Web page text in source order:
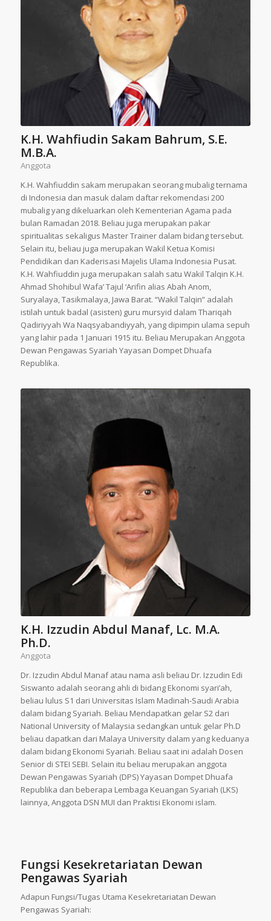
K.H. Wahfiudin Sakam Bahrum, S.E.
M.B.A.
Anggota
K.H. Wahfiuddin sakam merupakan seorang mubalig ternama
di Indonesia dan masuk dalam daftar rekomendasi 200
mubalig yang dikeluarkan oleh Kementerian Agama pada
bulan Ramadan 2018. Beliau juga merupakan pakar
spiritualitas sekaligus Master Trainer dalam bidang tersebut.
Selain itu, beliau juga merupakan Wakil Ketua Komisi
Pendidikan dan Kaderisasi Majelis Ulama Indonesia Pusat.
K.H. Wahfiuddin juga merupakan salah satu Wakil Talqin K.H.
Ahmad Shohibul Wafa’ Tajul ‘Arifin alias Abah Anom,
Suryalaya, Tasikmalaya, Jawa Barat. “Wakil Talqin” adalah
istilah untuk badal (asisten) guru mursyid dalam Thariqah
Qadiriyyah Wa Naqsyabandiyyah, yang dipimpin ulama sepuh
yang lahir pada 1 Januari 1915 itu. Beliau Merupakan Anggota
Dewan Pengawas Syariah Yayasan Dompet Dhuafa
Republika.
K.H. Izzudin Abdul Manaf, Lc. M.A.
Ph.D.
Anggota
Dr. Izzudin Abdul Manaf atau nama asli beliau Dr. Izzudin Edi
Siswanto adalah seorang ahli di bidang Ekonomi syari’ah,
beliau lulus S1 dari Universitas Islam Madinah-Saudi Arabia
dalam bidang Syariah. Beliau Mendapatkan gelar S2 dari
National University of Malaysia sedangkan untuk gelar Ph.D
beliau dapatkan dari Malaya University dalam yang keduanya
dalam bidang Ekonomi Syariah. Beliau saat ini adalah Dosen
Senior di STEI SEBI. Selain itu beliau merupakan anggota
Dewan Pengawas Syariah (DPS) Yayasan Dompet Dhuafa
Republika dan beberapa Lembaga Keuangan Syariah (LKS)
lainnya, Anggota DSN MUI dan Praktisi Ekonomi islam.
Fungsi Kesekretariatan Dewan
Pengawas Syariah
Adapun Fungsi/Tugas Utama Kesekretariatan Dewan
Pengawas Syariah: